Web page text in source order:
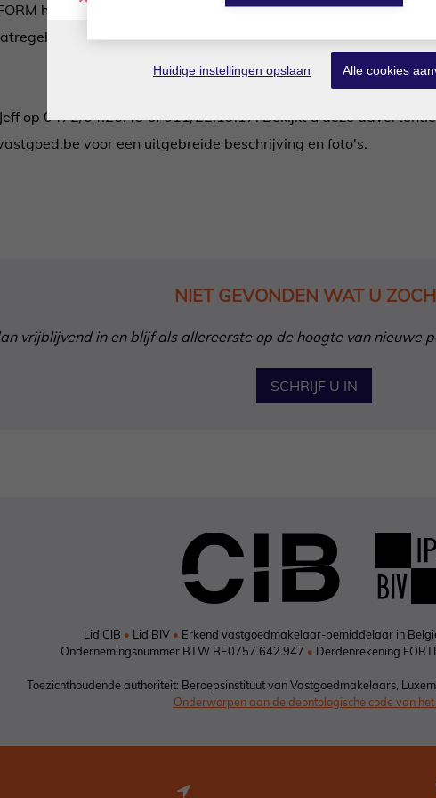
het AREI. E-Label D.
nee
op 0472/04.26.49 of 011/22.19.17. Bekijkt u deze
voor een uitgebreide beschrijving en foto's.
NIET GEVONDEN WAT U
vrijblijvend in en blijf als allereerste op de hoogte van nieuwe
SCHRIJF U IN
Lid CIB • Lid BIV • Erkend vastgoedmakelaar-bemiddelaar in
Ondernemingsnummer BTW BE0757.642.947 • Derdenrekening
Toezichthoudende authoriteit: Beroepsinstituut van Vastgoedmakelaars,
Onderworpen aan de deontologische code van het
Huidige instellingen opslaan Alle cookies